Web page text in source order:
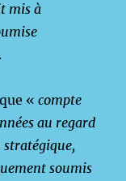
mis à
«compte
au regard
stratégique,
soumis